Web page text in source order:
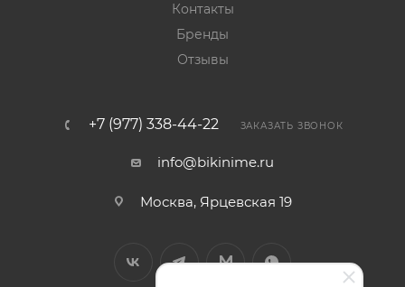
Контакты
Бренды
Отзывы
+7 (977) 338-44-22 ЗАКАЗАТЬ ЗВОНОК
info@bikinime.ru
Москва, Ярцевская 19